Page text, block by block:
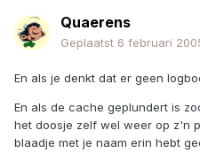
Quaerens
Geplaatst 6 februari
En als je denkt dat er geen
En als de cache geplundert is
het doosje zelf wel weer op z'n
blaadje met je naam erin hebt